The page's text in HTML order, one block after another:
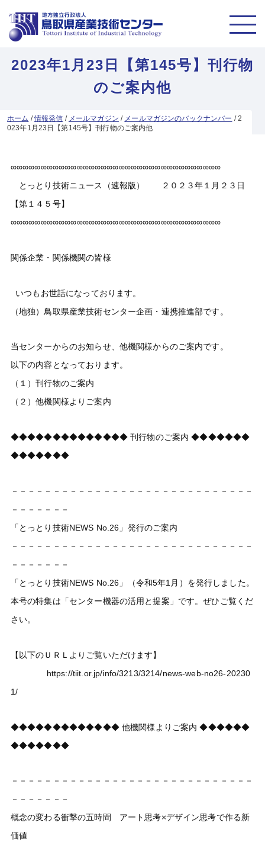
2023年1月23日【第145号】刊行物
のご案内他
ホーム /情報発信 / メールマガジン / メールマガジンのバックナンバー /2
023年1月23日【第145号】刊行物のご案内他
∞∞∞∞∞∞∞∞∞∞∞∞∞∞∞∞∞∞∞∞∞∞∞∞∞∞∞∞∞∞∞∞∞∞∞
とっとり技術ニュース（速報版） ２０２３年１月２３日
【第１４５号】
∞∞∞∞∞∞∞∞∞∞∞∞∞∞∞∞∞∞∞∞∞∞∞∞∞∞∞∞∞∞∞∞∞∞∞
関係企業・関係機関の皆様
いつもお世話になっております。
（地独）鳥取県産業技術センター企画・連携推進部です。
当センターからのお知らせ、他機関様からのご案内です。
以下の内容となっております。
（１）刊行物のご案内
（２）他機関様よりご案内
◆◆◆◆◆◆◆◆◆◆◆◆◆◆ 刊行物のご案内 ◆◆◆◆◆◆◆
◆◆◆◆◆◆◆
－－－－－－－－－－－－－－－－－－－－－－－－－－－－－
－－－－－－－
「とっとり技術NEWS No.26」発行のご案内
－－－－－－－－－－－－－－－－－－－－－－－－－－－－－
－－－－－－－
「とっとり技術NEWS No.26」（令和5年1月）を発行しました。
本号の特集は「センター機器の活用と提案」です。ぜひご覧くだ
さい。
【以下のＵＲＬよりご覧いただけます】
https://tiit.or.jp/info/3213/3214/news-web-no26-20230
1/
◆◆◆◆◆◆◆◆◆◆◆◆◆ 他機関様よりご案内 ◆◆◆◆◆◆
◆◆◆◆◆◆◆
－－－－－－－－－－－－－－－－－－－－－－－－－－－－－
－－－－－－－
概念の変わる衝撃の五時間 アート思考×デザイン思考で作る新
価値